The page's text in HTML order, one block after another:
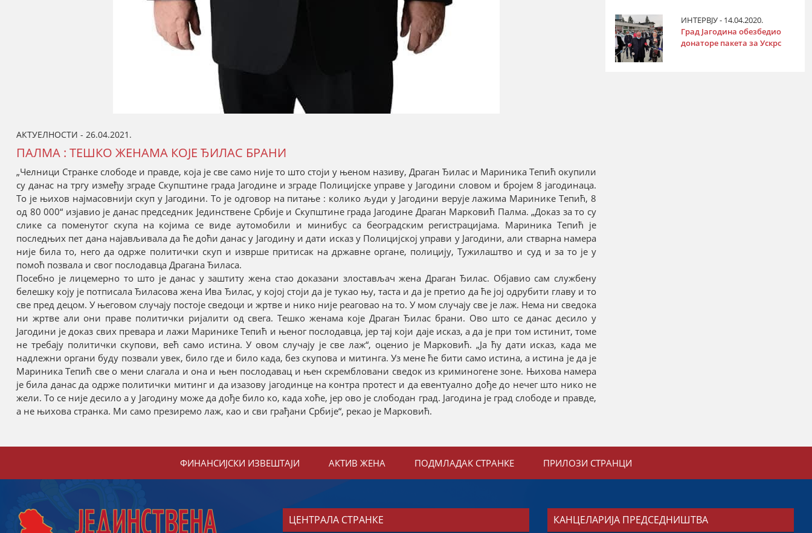
АКТУЕЛНОСТИ - 26.04.2021.
ПАЛМА : ТЕШКО ЖЕНАМА КОЈЕ ЂИЛАС БРАНИ
„Челници Странке слободе и правде, која је све само није то што стоји у њеном називу, Драган Ђилас и Мариника Тепић окупили
су данас на тргу између зграде Скупштине града Јагодине и зграде Полицијске управе у Јагодини словом и бројем 8 јагодинаца.
То је њихов најмасовнији скуп у Јагодини. То је одговор на питање : колико људи у Јагодини верује лажима Маринике Тепић, 8
од 80 000“ изјавио је данас председник Јединствене Србије и Скупштине града Јагодине Драган Марковић Палма. „Доказ за то су
слике са поменутог скупа на којима се виде аутомобили и минибус са београдским регистрацијама. Мариника Тепић је
последњих пет дана најављивала да ће доћи данас у Јагодину и дати исказ у Полицијској управи у Јагодини, али стварна намера
није била то, него да одрже политички скуп и изврше притисак на државне органе, полицију, Тужилаштво и суд и за то је у
помоћ позвала и свог послодавца Драгана Ђиласа.
Посебно је лицемерно то што је данас у заштиту жена стао доказани злостављач жена Драган Ђилас. Објавио сам службену
белешку коју је потписала Ђиласова жена Ива Ђилас, у којој стоји да је тукао њу, таста и да је претио да ће јој одрубити главу и то
све пред децом. У његовом случају постоје сведоци и жртве и нико није реаговао на то. У мом случају све је лаж. Нема ни сведока
ни жртве али они праве политички ријалити од свега. Тешко женама које Драган Ђилас брани. Ово што се данас десило у
Јагодини је доказ свих превара и лажи Маринике Тепић и њеног послодавца, јер тај који даје исказ, а да је при том истинит, томе
не требају политички скупови, већ само истина. У овом случају је све лаж“, оценио је Марковић. „Ја ћу дати исказ, када ме
надлежни органи буду позвали увек, било где и било када, без скупова и митинга. Уз мене ће бити само истина, а истина је да је
Мариника Тепић све о мени слагала и она и њен послодавац и њен скрембловани сведок из криминогене зоне. Њихова намера
је била данас да одрже политички митинг и да изазову јагодинце на контра протест и да евентуално дође до нечег што нико не
жели. То се није десило а у Јагодину може да дође било ко, када хоће, јер ово је слободан град. Јагодина је град слободе и правде,
а не њихова странка. Ми само презиремо лаж, као и сви грађани Србије“, рекао је Марковић.
ИНТЕРВЈУ - 14.04.2020.
Град Јагодина обезбедио
донаторе пакета за Ускрс
ФИНАНСИЈСКИ ИЗВЕШТАЈИ АКТИВ ЖЕНА ПОДМЛАДАК СТРАНКЕ ПРИЛОЗИ СТРАНЦИ
ЦЕНТРАЛА СТРАНКЕ КАНЦЕЛАРИЈА ПРЕДСЕДНИШТВА